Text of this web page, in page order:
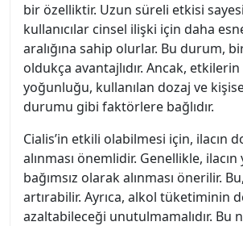
bir özelliktir. Uzun süreli etkisi
kullanıcılar cinsel ilişki için daha
aralığına sahip olurlar. Bu durum,
oldukça avantajlıdır. Ancak,
yoğunluğu, kullanılan dozaj ve
durumu gibi faktörlere bağlıdır.
Cialis’in etkili olabilmesi için, ilacın
alınması önemlidir. Genellikle,
bağımsız olarak alınması önerilir.
artırabilir. Ayrıca, alkol tüketiminin
azaltabileceği unutulmamalıdır. Bu